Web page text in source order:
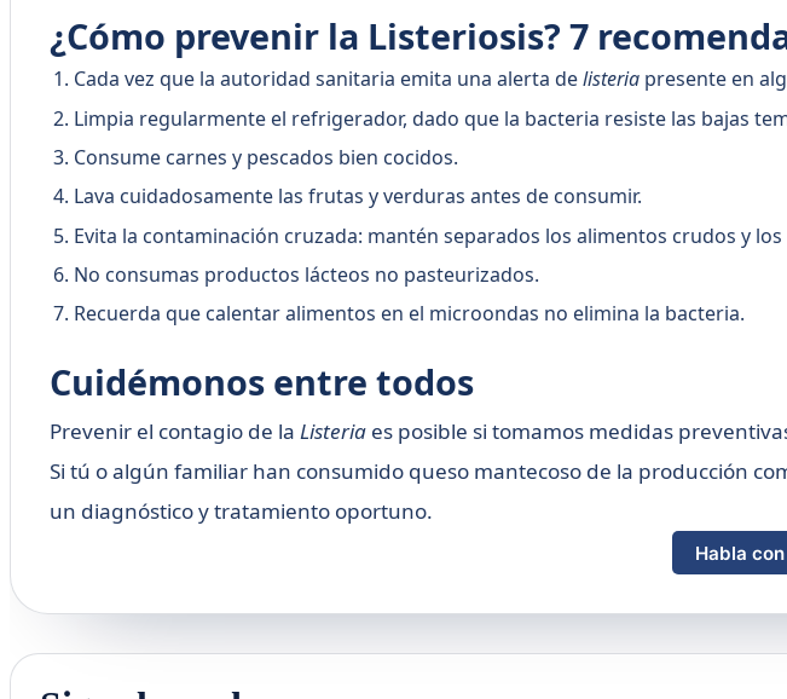
¿Cómo prevenir la Listeriosis? 7
Cada vez que la autoridad sanitaria emita una alerta delisteria presente en
Limpia regularmente el refrigerador, dado que la bacteria resiste las bajas
Consume carnes y pescados bien cocidos.
Lava cuidadosamente las frutas y verduras antes de consumir.
Evita la contaminación cruzada: mantén separados los alimentos crudos y los
No consumas productos lácteos no pasteurizados.
Recuerda que calentar alimentos en el microondas no elimina la bacteria.
Cuidémonos entre todos
Prevenir el contagio de la Listeria es posible si tomamos medidas
Si tú o algún familiar han consumido queso mantecoso de la producción
un diagnóstico y tratamiento oportuno.
Habla